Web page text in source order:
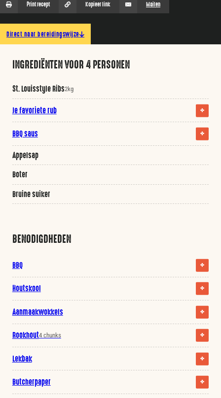
Print recept Kopieer link Mailen
Direct naar bereidingswijze
INGREDIËNTEN VOOR 4 PERSONEN
St. Louisstyle Ribs2kg
Je favoriete rub
BBQ saus
Appelsap
Boter
Bruine suiker
BENODIGDHEDEN
BBQ
Houtskool
Aanmaakwokkels
Rookhout4 chunks
Lekbak
Butcherpaper